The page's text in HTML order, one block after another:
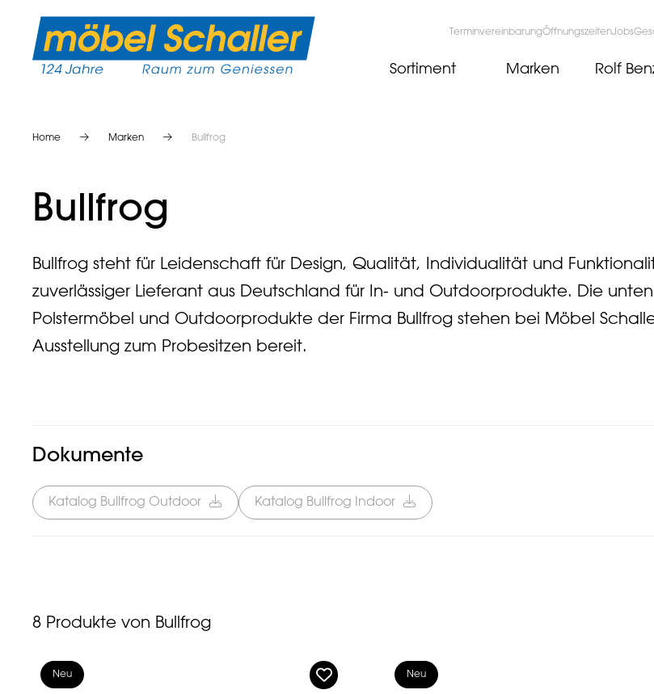
TerminvereinbarungÖffnungszeitenJobs
Sortiment Marken Rolf
Home Marken Bullfrog
Bullfrog
Bullfrog steht für Leidenschaft für Design, Qualität, Individualität und
zuverlässiger Lieferant aus Deutschland für In- und Outdoorprodukte. Die
Polstermöbel und Outdoorprodukte der Firma Bullfrog stehen bei Möbel
Ausstellung zum Probesitzen bereit.
Dokumente
Katalog Bullfrog Outdoor Katalog Bullfrog Indoor
8 Produkte von Bullfrog
Neu Neu